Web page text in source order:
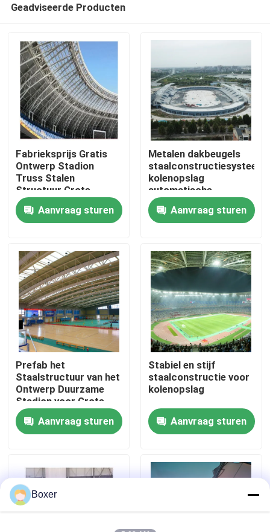
Huis
Producten
Ongeveer ons
Fabrieksreis
Kwaliteitscontrole
Contacteer ons
Nieuws
staal ruimtekaders
Geadviseerde Producten
Fabrieksprijs Gratis
Ontwerp Stadion
Truss Stalen
Structuur Grote
Overspanning ISO GB
Aanvraag sturen
Metalen dakbeugels
staalconstructiesysteem
kolenopslag
automatische
lasmachines
gegevenstabel
Aanvraag sturen
Prefab het
Staalstructuur van het
Ontwerp Duurzame
Stadion voor Grote
Spanwijdte
Aanvraag sturen
Stabiel en stijf
staalconstructie voor
kolenopslag
Aanvraag sturen
Boxer